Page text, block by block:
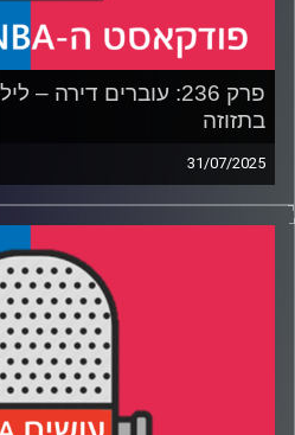
פרק 236: עוברים דירה
בתזוזה
31/07/2025
פודקאסט האן.בי.איי עם ערן
דוידוביץ' ועידן לוצקי, בשיתוף
רבע 3: בקליפרס בונים את בית